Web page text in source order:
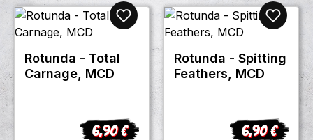
Rotunda - Total
Carnage, MCD
Regulärer Preis:
6,90 €
Rotunda - Spitting
Feathers, MCD
Regulärer
6,90 €